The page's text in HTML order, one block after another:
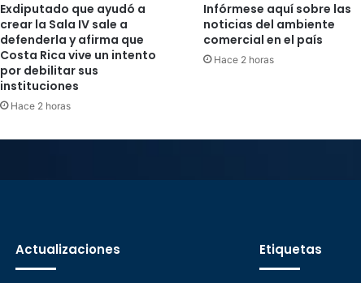
Exdiputado que ayudó a
crear la Sala IV sale a
defenderla y afirma que
Costa Rica vive un intento
por debilitar sus
instituciones
Hace 2 horas
Infórmese aquí sobre las
noticias del ambiente
comercial en el país
Hace 2 horas
Actualizaciones Etiquetas